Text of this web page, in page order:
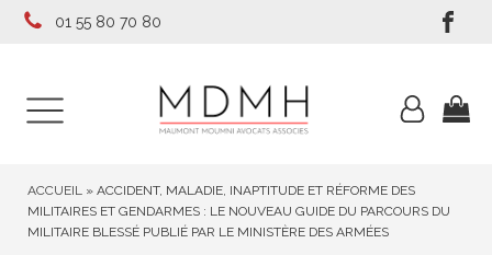
01 55 80 70 80
ACCUEIL » ACCIDENT, MALADIE, INAPTITUDE ET RÉFORME DES
MILITAIRES ET GENDARMES : LE NOUVEAU GUIDE DU PARCOURS DU
MILITAIRE BLESSÉ PUBLIÉ PAR LE MINISTÈRE DES ARMÉES